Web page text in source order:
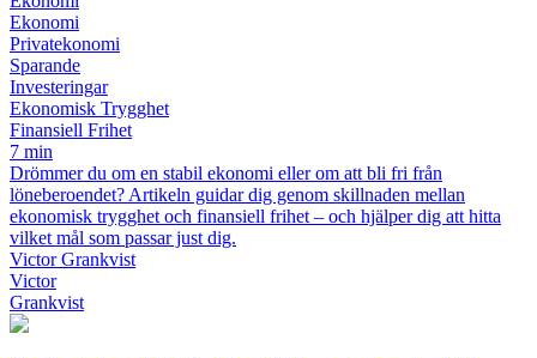
Ekonomi
Privatekonomi
Sparande
Investeringar
Ekonomisk Trygghet
Finansiell Frihet
7 min
Drömmer du om en stabil ekonomi eller om att bli fri från
löneberoendet? Artikeln guidar dig genom skillnaden mellan
ekonomisk trygghet och finansiell frihet – och hjälper dig att hitta
vilket mål som passar just dig.
Victor Grankvist
Victor
Grankvist